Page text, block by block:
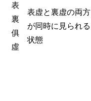
表
裏
俱
虛
表虚と裏虚の両方
が同時に見られる
状態